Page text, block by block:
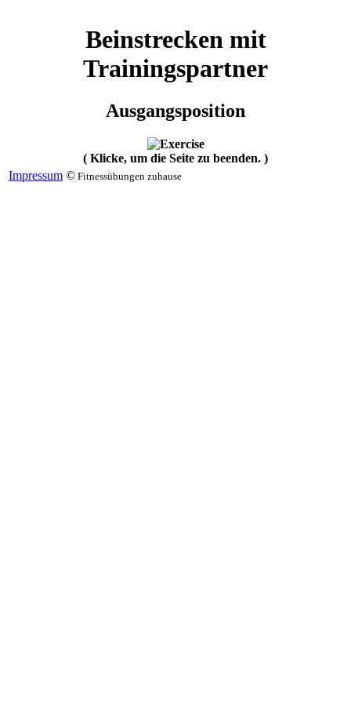
Beinstrecken mit
Trainingspartner
Ausgangsposition
( Klicke, um die Seite zu beenden. )
Impressum © Fitnessübungen zuhause